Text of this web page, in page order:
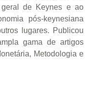
de Keynes e ao
pós-keynesiana
lugares. Publicou
gama de artigos
Metodologia e